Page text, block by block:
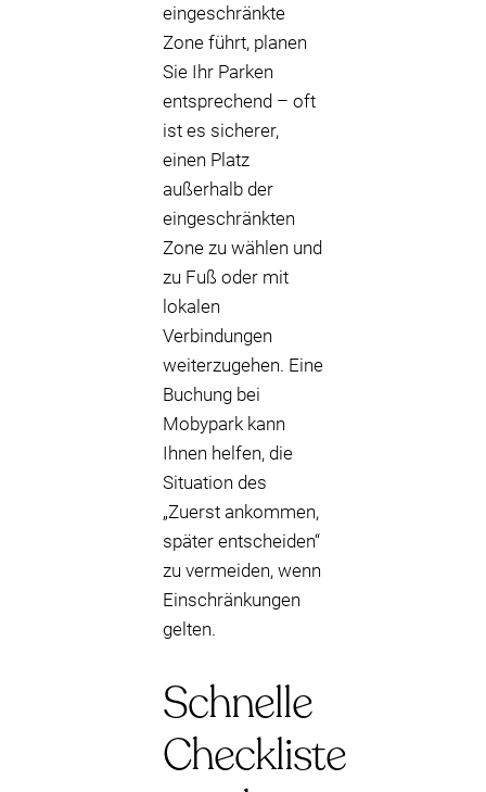
eingeschränkte
Zone führt, planen
Sie Ihr Parken
entsprechend – oft
ist es sicherer,
einen Platz
außerhalb der
eingeschränkten
Zone zu wählen und
zu Fuß oder mit
lokalen
Verbindungen
weiterzugehen. Eine
Buchung bei
Mobypark kann
Ihnen helfen, die
Situation des
„Zuerst ankommen,
später entscheiden“
zu vermeiden, wenn
Einschränkungen
gelten.
Schnelle
Checkliste